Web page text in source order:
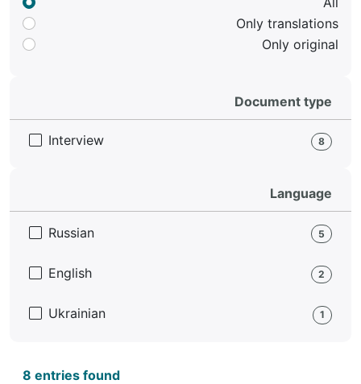
8 entries found
Only translations
Only original
Document type
Interview 8
Language
Russian 5
English 2
Ukrainian 1